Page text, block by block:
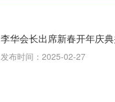
李华会长出席新春开年庆
发布时间：2025-02-27